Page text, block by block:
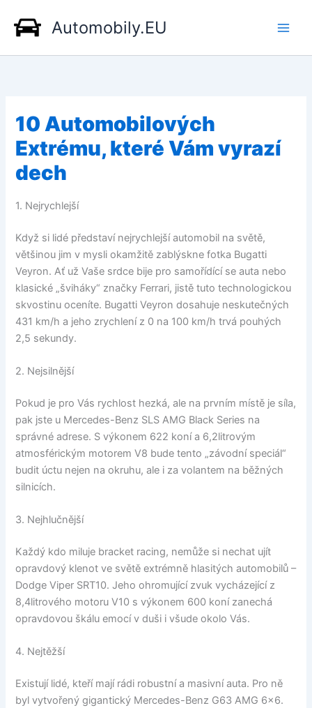
obsah
Automobily.EU
10 Automobilových
Extrému, které Vám vyrazí
dech
1. Nejrychlejší
Když si lidé představí nejrychlejší automobil na světě,
většinou jim v mysli okamžitě zablýskne fotka Bugatti
Veyron. Ať už Vaše srdce bije pro samořídící se auta nebo
klasické „šviháky“ značky Ferrari, jistě tuto technologickou
skvostinu oceníte. Bugatti Veyron dosahuje neskutečných
431 km/h a jeho zrychlení z 0 na 100 km/h trvá pouhých
2,5 sekundy.
2. Nejsilnější
Pokud je pro Vás rychlost hezká, ale na prvním místě je síla,
pak jste u Mercedes-Benz SLS AMG Black Series na
správné adrese. S výkonem 622 koní a 6,2litrovým
atmosférickým motorem V8 bude tento „závodní speciál“
budit úctu nejen na okruhu, ale i za volantem na běžných
silnicích.
3. Nejhlučnější
Každý kdo miluje bracket racing, nemůže si nechat ujít
opravdový klenot ve světě extrémně hlasitých automobilů –
Dodge Viper SRT10. Jeho ohromující zvuk vycházející z
8,4litrového motoru V10 s výkonem 600 koní zanechá
opravdovou škálu emocí v duši i všude okolo Vás.
4. Nejtěžší
Existují lidé, kteří mají rádi robustní a masivní auta. Pro ně
byl vytvořený gigantický Mercedes-Benz G63 AMG 6×6.